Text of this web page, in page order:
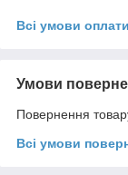
Всі умови оплати
Умови
Повернення
Всі умови